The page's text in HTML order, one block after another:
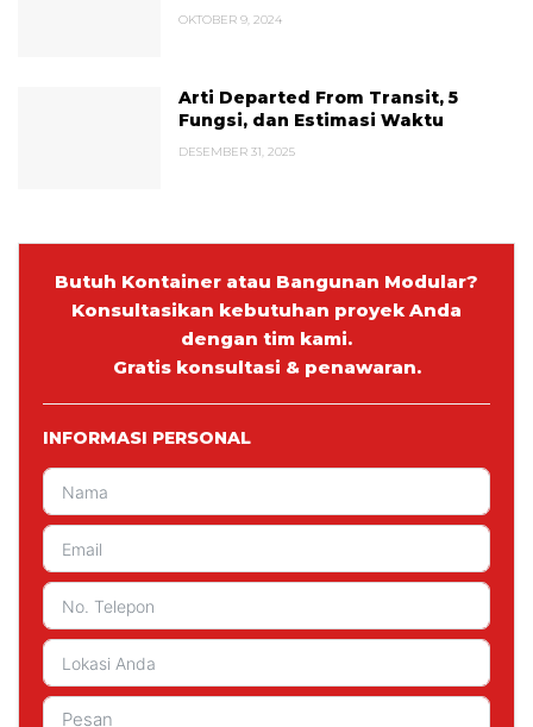
OKTOBER 9, 2024
Arti Departed From Transit, 5
Fungsi, dan Estimasi Waktu
DESEMBER 31, 2025
Butuh Kontainer atau Bangunan Modular?
Konsultasikan kebutuhan proyek Anda
dengan tim kami.
Gratis konsultasi & penawaran.
INFORMASI PERSONAL